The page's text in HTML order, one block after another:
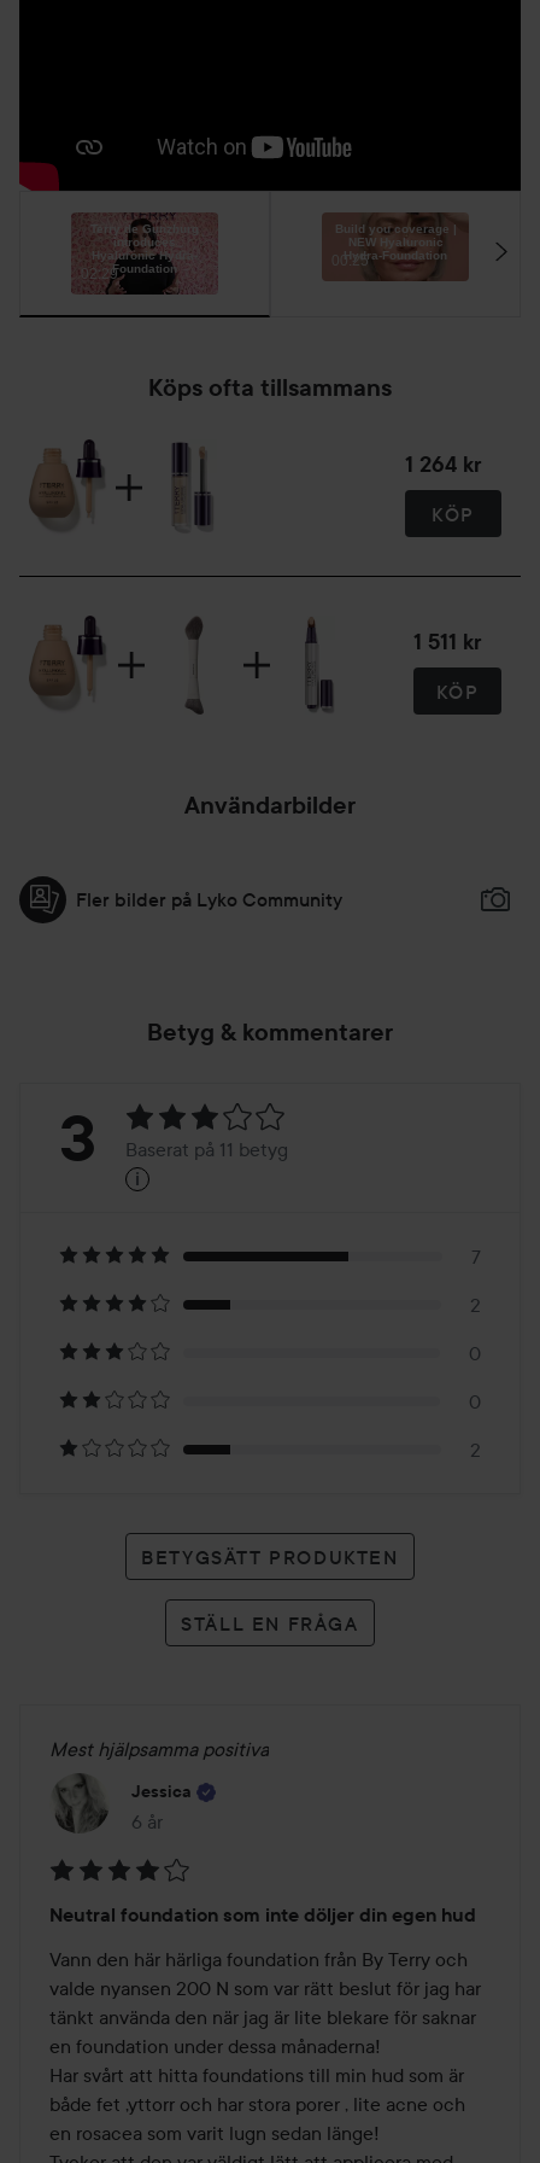
Hyaluronic Hydra-Powder med lätt hand över hela ansiktet
Terry de Gunzburg
introduces
Hyaluronic Hydra-
Foundation
02:29
Build you coverage |
NEW Hyaluronic
Hydra-Foundation
00:25
Köps ofta tillsammans
1 264 kr
KÖP
1 511 kr
KÖP
Användarbilder
Fler bilder på Lyko Community
Betyg & kommentarer
Betyg:
Baserat
på
11
betyg
3 Baserat på 11 betyg
i
7
2
0
0
2
BETYGSÄTT PRODUKTEN
STÄLL EN FRÅGA
Mest hjälpsamma positiva
Jessica
6 år
Inlägget skapades 6 år
4
av
5
Neutral foundation som inte döljer din egen hud
Vann den här härliga foundation från By Terry och
valde nyansen 200 N som var rätt beslut för jag har
tänkt använda den när jag är lite blekare för saknar
en foundation under dessa månaderna!
Har svårt att hitta foundations till min hud som är
både fet ,yttorr och har stora porer , lite acne och
en rosacea som varit lugn sedan länge!